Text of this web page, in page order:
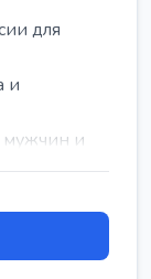
для
и
мужчин и